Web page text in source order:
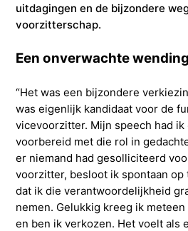
uitdagingen en de bijzondere
voorzitterschap.
Een onverwachte wending
“Het was een bijzondere
was eigenlijk kandidaat voor de
vicevoorzitter. Mijn speech had ik
voorbereid met die rol in
er niemand had gesolliciteerd
voorzitter, besloot ik spontaan op
dat ik die verantwoordelijkheid
nemen. Gelukkig kreeg ik
en ben ik verkozen. Het voelt als